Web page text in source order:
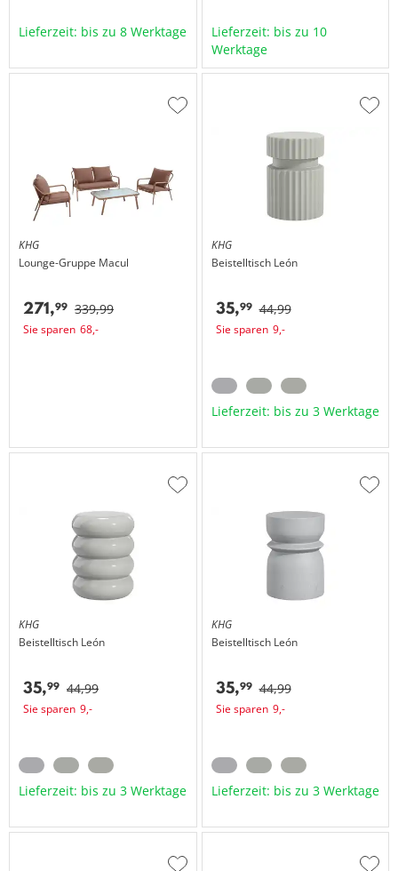
Lieferzeit: bis zu 8 Werktage
Lieferzeit: bis zu 10
Werktage
KHG
Lounge-Gruppe Macul
339,99
271,99
68,-
Sie sparen
Zur
KHG
Beistelltisch León
44,99
35,99
9,-
Sie sparen
Zur
Lieferzeit: bis zu 3 Werktage
KHG
Beistelltisch León
44,99
35,99
9,-
Sie sparen
Zur
Lieferzeit: bis zu 3 Werktage
KHG
Beistelltisch León
44,99
35,99
9,-
Sie sparen
Zur
Lieferzeit: bis zu 3 Werktage